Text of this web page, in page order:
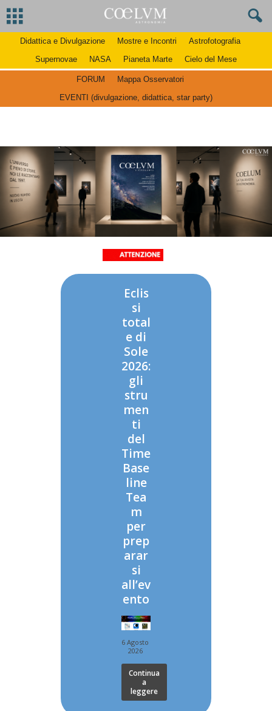
Didattica e Divulgazione Mostre e Incontri
Astrofotografia
Supernovae
NASA Pianeta Marte Cielo del Mese
FORUM
Mappa Osservatori
EVENTI (divulgazione, didattica, star party)
Eclis
si
total
e di
Sole
2026:
gli
stru
men
ti
del
Time
Base
line
Tea
m
per
prep
arar
si
all’ev
ento
6 Agosto
2026
Continua
a
leggere